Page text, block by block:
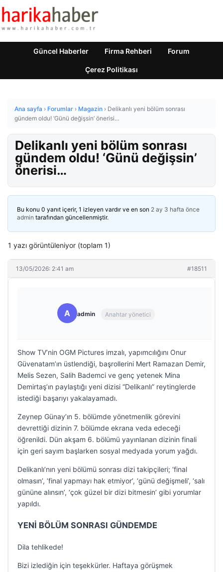
Güncel Haberler Firma Rehberi Forum
Çerez Politikası
Ana sayfa › Forumlar › Magazin › Delikanlı yeni bölüm sonrası
gündem oldu! ‘Günü değişsin’ önerisi…
Delikanlı yeni bölüm sonrası
gündem oldu! ‘Günü değişsin’
önerisi…
Bu konu 0 yanıt içerir, 1 izleyen vardır ve en son 2 ay 3 hafta önce
admin tarafından güncellenmiştir.
1 yazı görüntüleniyor (toplam 1)
13/05/2026: 2:41 am #18511
A admin Anahtar yönetici
Show TV’nin OGM Pictures imzalı, yapımcılığını Onur
Güvenatam’ın üstlendiği, başrollerini Mert Ramazan Demir,
Melis Sezen, Salih Bademci ve genç yetenek Mina
Demirtaş’ın paylaştığı yeni dizisi “Delikanlı” reytinglerde
istediği başarıyı yakalayamadı.
Zeynep Günay’ın 5. bölümde yönetmenlik görevini
devrettiği dizinin 7. bölümde ekrana veda edeceği
öğrenildi. Dün akşam 6. bölümü yayınlanan dizinin finali
için geri sayım başlarken sosyal medyada yorum yağdı.
Delikanlı’nın yeni bölümü sonrası dizi takipçileri; ‘final
olmasın’, ‘final yapmayı hak etmiyor’, ‘günü değişmeli’, ‘salı
gününe alınsın’, ‘çok güzel bir dizi bitmesin’ gibi yorumlar
yapıldı.
YENİ BÖLÜM SONRASI GÜNDEMDE
Dila tehlikede!
Bizi izlediğin için teşekkürler. Haftaya görüşmek